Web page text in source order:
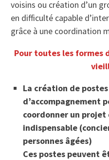
voisins ou création d’un
en difficulté capable
grâce à une coordination
Pour toutes les formes
La création de postes
d’accompagnement
coordonner un
indispensable
personnes âgées)
Ces postes peuvent